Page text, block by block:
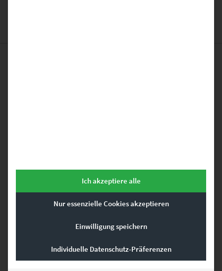
Ich akzeptiere alle
Nur essenzielle Cookies akzeptieren
Einwilligung speichern
Individuelle Datenschutz-Präferenzen